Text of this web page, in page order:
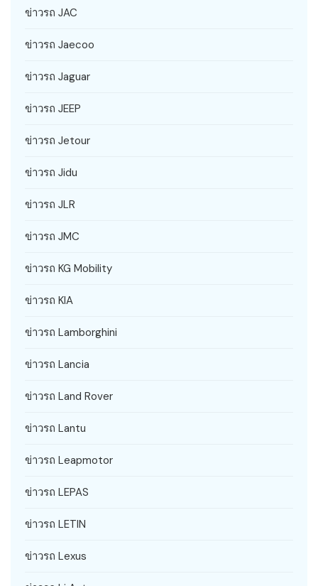
ข่าวรถ JAC
ข่าวรถ Jaecoo
ข่าวรถ Jaguar
ข่าวรถ JEEP
ข่าวรถ Jetour
ข่าวรถ Jidu
ข่าวรถ JLR
ข่าวรถ JMC
ข่าวรถ KG Mobility
ข่าวรถ KIA
ข่าวรถ Lamborghini
ข่าวรถ Lancia
ข่าวรถ Land Rover
ข่าวรถ Lantu
ข่าวรถ Leapmotor
ข่าวรถ LEPAS
ข่าวรถ LETIN
ข่าวรถ Lexus